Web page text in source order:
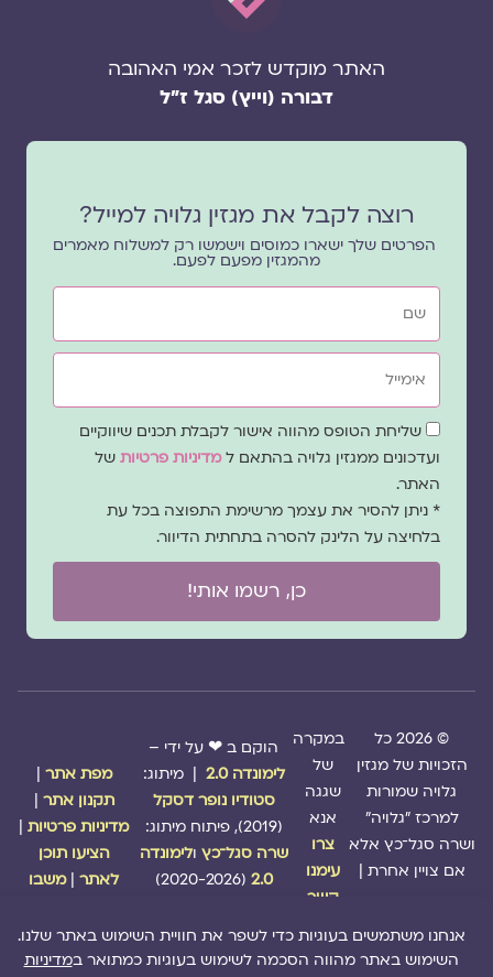
האתר מוקדש לזכר אמי האהובה
דבורה (וייץ) סגל ז"ל
רוצה לקבל את מגזין גלויה למייל?
הפרטים שלך ישארו כמוסים וישמשו רק למשלוח מאמרים
מהמגזין מפעם לפעם.
שם
אימייל
שדה
הסכמה
שליחת הטופס מהווה אישור לקבלת תכנים שיווקיים
ועדכונים ממגזין גלויה בהתאם ל מדיניות פרטיותשל
האתר.
* ניתן להסיר את עצמך מרשימת התפוצה בכל עת
בלחיצה על הלינק להסרה בתחתית הדיוור.
כן, רשמו אותי!
© 2026 כל
הזכויות של מגזין
גלויה שמורות
למרכז "גלויה"
ושרה סגל־כץ אלא
אם צויין אחרת |
במקרה
של
שגגה
אנא
צרו
עימנו
קשר
הוקם ב ❤ על ידי –
לימונדה 2.0
| מיתוג:
סטודיו נופר דסקל
שרה סגל־כץולימונדה
2.0
(2020-2026)
מפת אתר|
תקנון אתר|
מדיניות פרטיות|
הציעו תוכן
לאתר| משבו